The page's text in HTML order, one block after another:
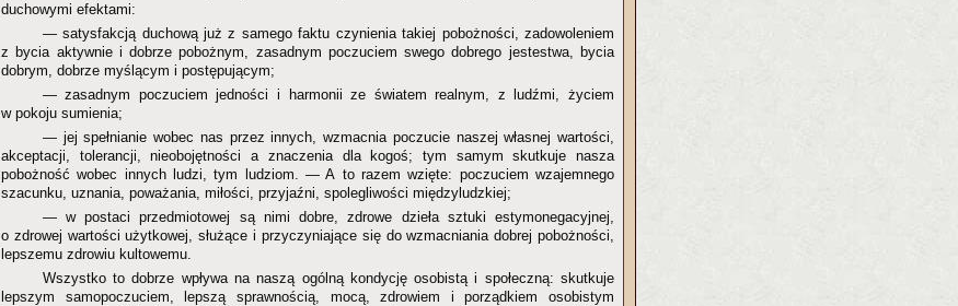
duchowymi efektami:
— satysfakcją duchową już z samego faktu czynienia takiej pobożności, zadowoleniem
z bycia aktywnie i dobrze pobożnym, zasadnym poczuciem swego dobrego jestestwa, bycia
dobrym, dobrze myślącym i postępującym;
— zasadnym poczuciem jedności i harmonii ze światem realnym, z ludźmi, życiem
w pokoju sumienia;
— jej spełnianie wobec nas przez innych, wzmacnia poczucie naszej własnej wartości,
akceptacji, tolerancji, nieobojętności a znaczenia dla kogoś; tym samym skutkuje nasza
pobożność wobec innych ludzi, tym ludziom. — A to razem wzięte: poczuciem wzajemnego
szacunku, uznania, poważania, miłości, przyjaźni, spolegliwości międzyludzkiej;
— w postaci przedmiotowej są nimi dobre, zdrowe dzieła sztuki estymonegacyjnej,
o zdrowej wartości użytkowej, służące i przyczyniające się do wzmacniania dobrej pobożności,
lepszemu zdrowiu kultowemu.
Wszystko to dobrze wpływa na naszą ogólną kondycję osobistą i społeczną: skutkuje
lepszym samopoczuciem, lepszą sprawnością, mocą, zdrowiem i porządkiem osobistym